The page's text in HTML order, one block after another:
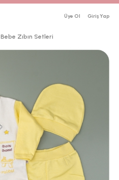
Üye Ol
Bebe Zıbın Setleri